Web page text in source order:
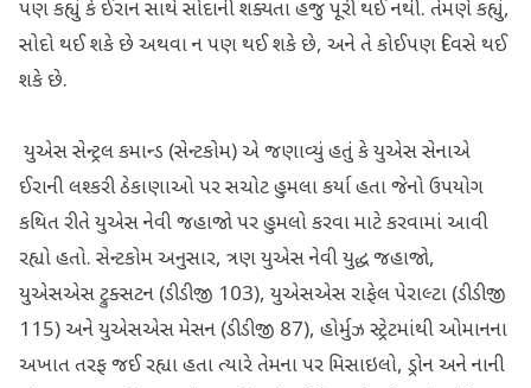
પણ કહ્યું કે ઈરાન સાથે સોદાની શક્યતા હજુ પૂરી થઈ નથી. તેમણે કહ્યું,
સોદો થઈ શકે છે અથવા ન પણ થઈ શકે છે, અને તે કોઈપણ દિવસે થઈ
શકે છે.
યુએસ સેન્ટ્રલ કમાન્ડ (સેન્ટકોમ) એ જણાવ્યું હતું કે યુએસ સેનાએ
ઈરાની લશ્કરી ઠેકાણાઓ પર સચોટ હુમલા કર્યા હતા જેનો ઉપયોગ
કથિત રીતે યુએસ નેવી જહાજો પર હુમલો કરવા માટે કરવામાં આવી
રહ્યો હતો. સેન્ટકોમ અનુસાર, ત્રણ યુએસ નેવી યુદ્ધ જહાજો,
યુએસએસ ટ્રુક્સટન (ડીડીજી 103), યુએસએસ રાફેલ પેરાલ્ટા (ડીડીજી
115) અને યુએસએસ મેસન (ડીડીજી 87), હોર્મુઝ સ્ટ્રેટમાંથી ઓમાનના
અખાત તરફ જઈ રહ્યા હતા ત્યારે તેમના પર મિસાઇલો, ડ્રોન અને નાની